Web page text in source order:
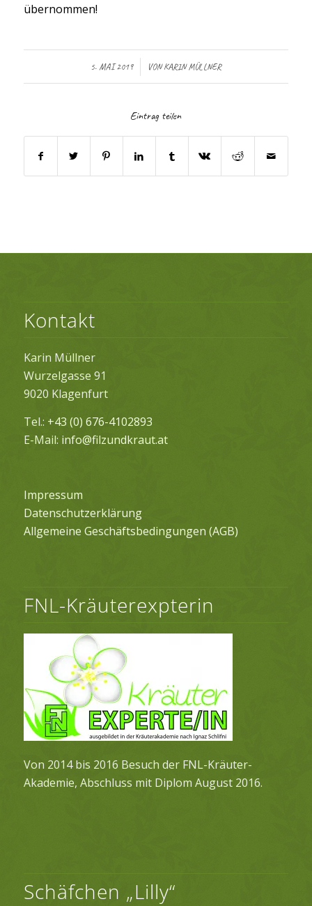
übernommen!
5. MAI 2019
/ VONKARIN MÜLLNER
Eintrag teilen
Kontakt
Karin Müllner
Wurzelgasse 91
9020 Klagenfurt
Tel.: +43 (0) 676-4102893
E-Mail: info@filzundkraut.at
Impressum
Datenschutzerklärung
Allgemeine Geschäftsbedingungen (AGB)
FNL-Kräuterexpterin
Von 2014 bis 2016 Besuch der FNL-Kräuter-
Akademie, Abschluss mit Diplom August 2016.
Schäfchen „Lilly“